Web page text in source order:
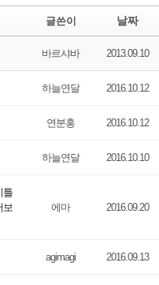
글쓴이 날짜
바르샤바 2013.09.10
하늘연달 2016.10.12
연분홍 2016.10.12
하늘연달 2016.10.10
틀
보
에마 2016.09.20
agimagi 2016.09.13